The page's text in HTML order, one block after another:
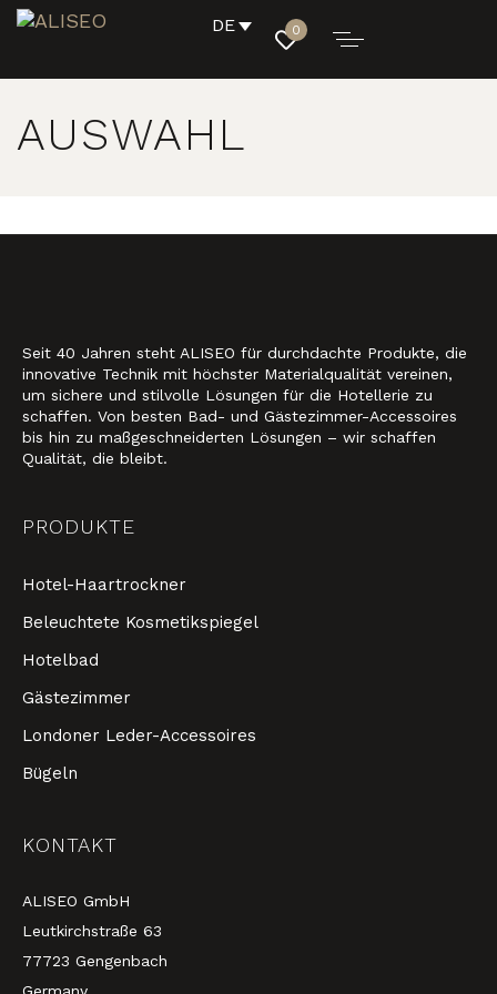
DE 0
AUSWAHL
Seit 40 Jahren steht ALISEO für durchdachte Produkte, die
innovative Technik mit höchster Materialqualität vereinen,
um sichere und stilvolle Lösungen für die Hotellerie zu
schaffen. Von besten Bad- und Gästezimmer-Accessoires
bis hin zu maßgeschneiderten Lösungen – wir schaffen
Qualität, die bleibt.
PRODUKTE
Hotel-Haartrockner
Beleuchtete Kosmetikspiegel
Hotelbad
Gästezimmer
Londoner Leder-Accessoires
Bügeln
KONTAKT
ALISEO GmbH
Leutkirchstraße 63
77723 Gengenbach